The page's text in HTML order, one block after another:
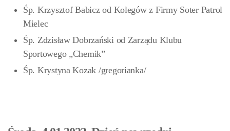
Śp. Krzysztof Babicz od Kolegów z Firmy Soter Patrol
Mielec
Śp. Zdzisław Dobrzański od Zarządu Klubu
Sportowego „Chemik”
Śp. Krystyna Kozak /gregorianka/